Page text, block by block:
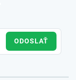
ODOSLAŤ